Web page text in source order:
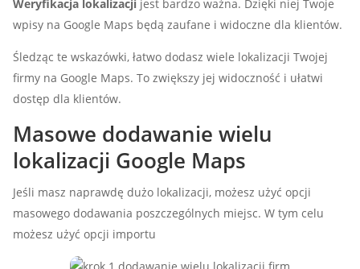
Weryfikacja lokalizacji jest bardzo ważna. Dzięki niej Twoje
wpisy na Google Maps będą zaufane i widoczne dla klientów.
Śledząc te wskazówki, łatwo dodasz wiele lokalizacji Twojej
firmy na Google Maps. To zwiększy jej widoczność i ułatwi
dostęp dla klientów.
Masowe dodawanie wielu
lokalizacji Google Maps
Jeśli masz naprawdę dużo lokalizacji, możesz użyć opcji
masowego dodawania poszczególnych miejsc. W tym celu
możesz użyć opcji importu